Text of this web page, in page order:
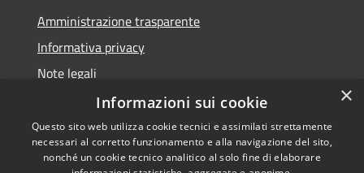
Amministrazione trasparente
Informativa privacy
Note legali
Dichiarazione di accessibilità
×
Informazioni sui cookie
Questo sito web utilizza cookie tecnici e assimilati strettamente
necessari al corretto funzionamento e alla navigazione del sito,
nonché un cookie tecnico analitico al solo fine di elaborare